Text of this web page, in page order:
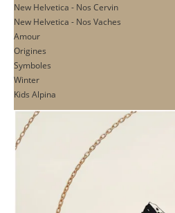
New Helvetica - Nos Cervin
New Helvetica - Nos Vaches
Amour
Origines
Symboles
Winter
Kids Alpina